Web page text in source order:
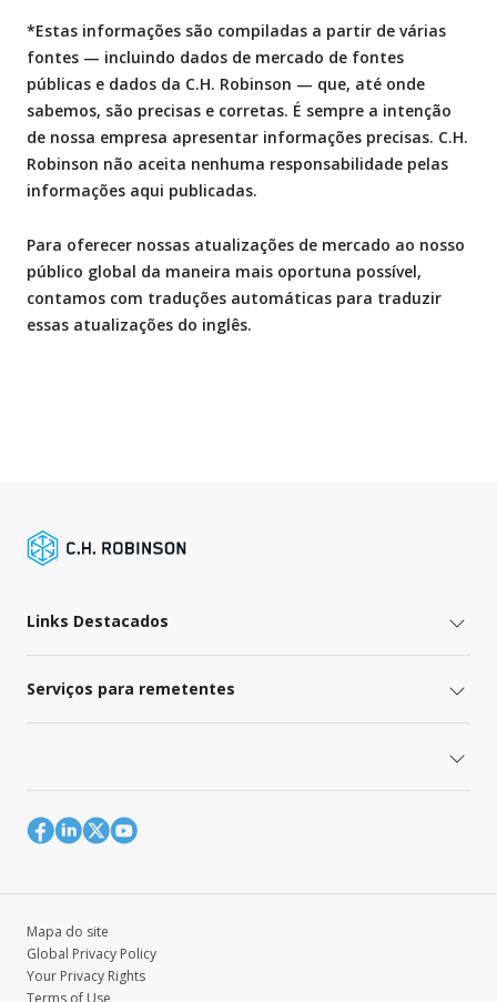
*Estas informações são compiladas a partir de várias
fontes — incluindo dados de mercado de fontes
públicas e dados da C.H. Robinson — que, até onde
sabemos, são precisas e corretas. É sempre a intenção
de nossa empresa apresentar informações precisas. C.H.
Robinson não aceita nenhuma responsabilidade pelas
informações aqui publicadas.
Para oferecer nossas atualizações de mercado ao nosso
público global da maneira mais oportuna possível,
contamos com traduções automáticas para traduzir
essas atualizações do inglês.
Links Destacados
Serviços para remetentes
Mapa do site
Global Privacy Policy
Your Privacy Rights